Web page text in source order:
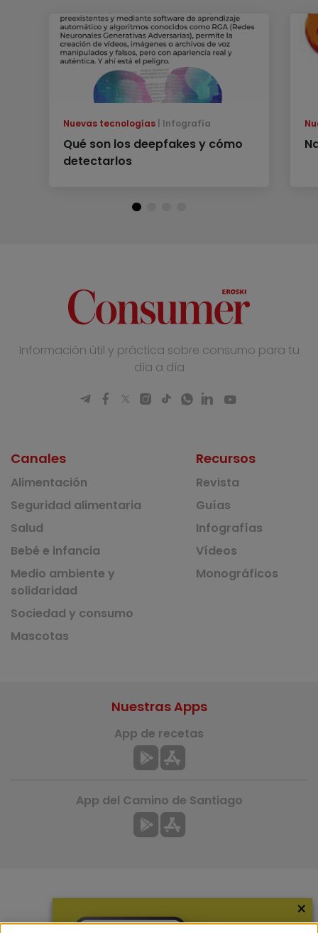
Nuevas tecnologías Infografía
Qué son los deepfakes y cómo
detectarlos
Información útil y práctica sobre consumo para tu
día a día
Canales
Alimentación
Seguridad alimentaria
Salud
Bebé e infancia
Medio ambiente y
solidaridad
Sociedad y consumo
Mascotas
Recursos
Revista
Guías
Infografías
Vídeos
Monográficos
Nuestras Apps
App de recetas
App del Camino de Santiago
×